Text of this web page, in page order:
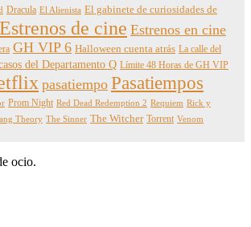
Dracula El Alienista El gabinete de curiosidades de
Estrenos de cine Estrenos en cine
GH VIP 6 Halloween cuenta atrás La calle del
del Departamento Q Límite 48 Horas de GH VIP
pasatiempo Pasatiempos
Prom Night Red Dead Redemption 2 Requiem Rick y
Theory The Sinner The Witcher Torrent Venom
ocio.